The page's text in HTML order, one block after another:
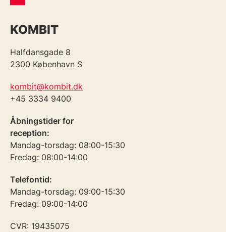
KOMBIT
Halfdansgade 8
2300 København S
kombit@kombit.dk
+45 3334 9400
Åbningstider for
reception:
Mandag-torsdag: 08:00-15:30
Fredag: 08:00-14:00
Telefontid:
Mandag-torsdag: 09:00-15:30
Fredag: 09:00-14:00
CVR: 19435075